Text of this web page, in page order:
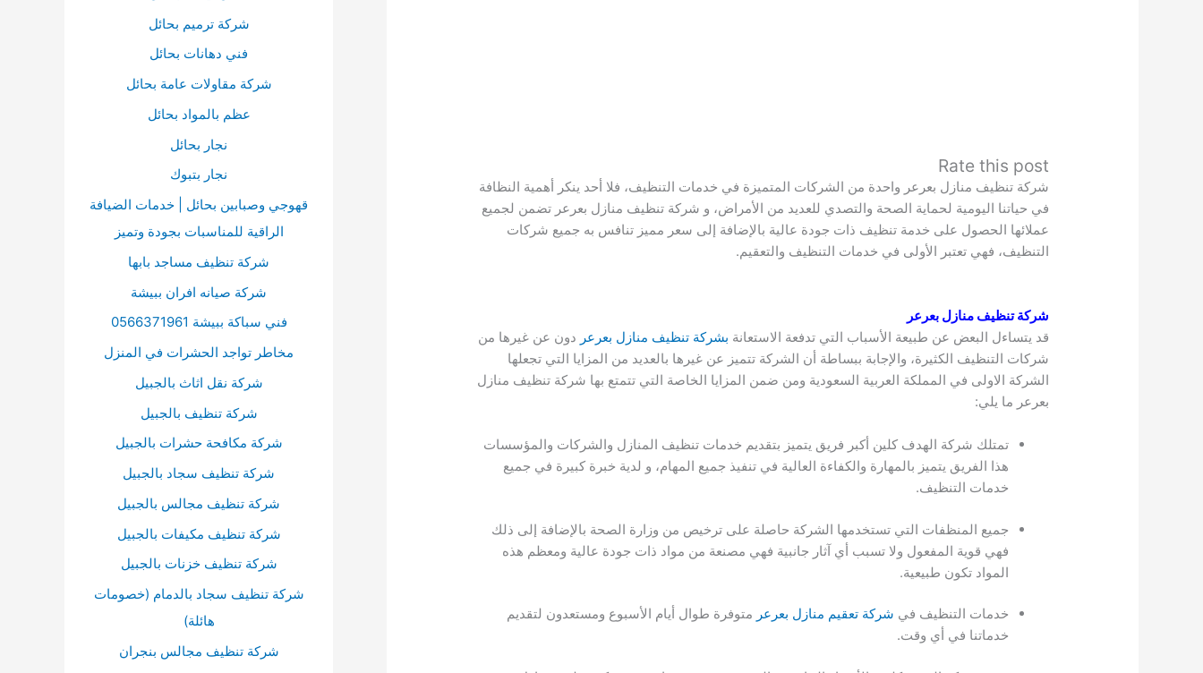
Rate this post
شركة تنظيف منازل بعرعر واحدة من الشركات المتميزة في خدمات التنظيف، فلا أحد ينكر أهمية النظافة
في حياتنا اليومية لحماية الصحة والتصدي للعديد من الأمراض، و شركة تنظيف منازل بعرعر تضمن لجميع
عملائها الحصول على خدمة تنظيف ذات جودة عالية بالإضافة إلى سعر مميز تنافس به جميع شركات
التنظيف، فهي تعتبر الأولى في خدمات التنظيف والتعقيم.
شركة تنظيف منازل بعرعر
قد يتساءل البعض عن طبيعة الأسباب التي تدفعة الاستعانة بشركة تنظيف منازل بعرعر دون عن غيرها من
شركات التنظيف الكثيرة، والإجابة ببساطة أن الشركة تتميز عن غيرها بالعديد من المزايا التي تجعلها
الشركة الاولى في المملكة العربية السعودية ومن ضمن المزايا الخاصة التي تتمتع بها شركة تنظيف منازل
بعرعر ما يلي:
تمتلك شركة الهدف كلين أكبر فريق يتميز بتقديم خدمات تنظيف المنازل والشركات والمؤسسات
هذا الفريق يتميز بالمهارة والكفاءة العالية في تنفيذ جميع المهام، و لدية خبرة كبيرة في جميع
خدمات التنظيف.
جميع المنظفات التي تستخدمها الشركة حاصلة على ترخيص من وزارة الصحة بالإضافة إلى ذلك
فهي قوية المفعول ولا تسبب أي آثار جانبية فهي مصنعة من مواد ذات جودة عالية ومعظم هذه
المواد تكون طبيعية.
خدمات التنظيف في شركة تعقيم منازل بعرعر متوفرة طوال أيام الأسبوع ومستعدون لتقديم
خدماتنا في أي وقت.
شركة ترميم بحائل
فني دهانات بحائل
شركة مقاولات عامة بحائل
عظم بالمواد بحائل
نجار بحائل
نجار بتبوك
قهوجي وصبابين بحائل | خدمات الضيافة
الراقية للمناسبات بجودة وتميز
شركة تنظيف مساجد بابها
شركة صيانه افران ببيشة
فني سباكة ببيشة 0566371961
مخاطر تواجد الحشرات في المنزل
شركة نقل اثاث بالجبيل
شركة تنظيف بالجبيل
شركة مكافحة حشرات بالجبيل
شركة تنظيف سجاد بالجبيل
شركة تنظيف مجالس بالجبيل
شركة تنظيف مكيفات بالجبيل
شركة تنظيف خزنات بالجبيل
شركة تنظيف سجاد بالدمام (خصومات
هائلة)
شركة تنظيف مجالس بنجران